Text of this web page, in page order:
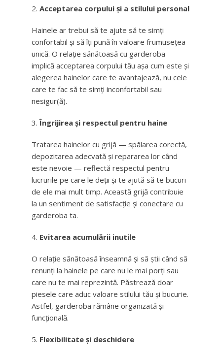
Acceptarea corpului și a stilului personal
Hainele ar trebui să te ajute să te simți
confortabil și să îți pună în valoare frumusețea
unică. O relație sănătoasă cu garderoba
implică acceptarea corpului tău așa cum este și
alegerea hainelor care te avantajează, nu cele
care te fac să te simți inconfortabil sau
nesigur(ă).
Îngrijirea și respectul pentru haine
Tratarea hainelor cu grijă — spălarea corectă,
depozitarea adecvată și repararea lor când
este nevoie — reflectă respectul pentru
lucrurile pe care le deții și te ajută să te bucuri
de ele mai mult timp. Această grijă contribuie
la un sentiment de satisfacție și conectare cu
garderoba ta.
Evitarea acumulării inutile
O relație sănătoasă înseamnă și să știi când să
renunți la hainele pe care nu le mai porți sau
care nu te mai reprezintă. Păstrează doar
piesele care aduc valoare stilului tău și bucurie.
Astfel, garderoba rămâne organizată și
funcțională.
Flexibilitate și deschidere